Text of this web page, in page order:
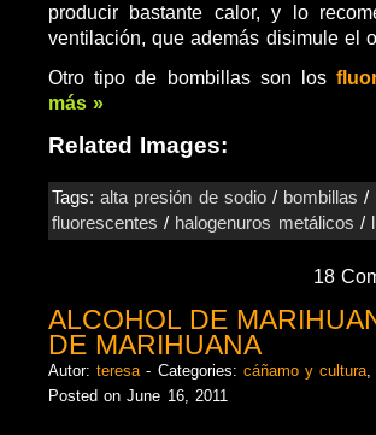
producir bastante calor, y lo
ventilación, que además disimule el
Otro tipo de bombillas son los
más »
Related Images:
Tags:alta presión de sodio/ bombillas /
fluorescentes / halogenuros metálicos /
18
ALCOHOL DE
DE MARIHUANA
Autor:teresa- Categories: cáñamo y cultura
Posted on June 16, 2011